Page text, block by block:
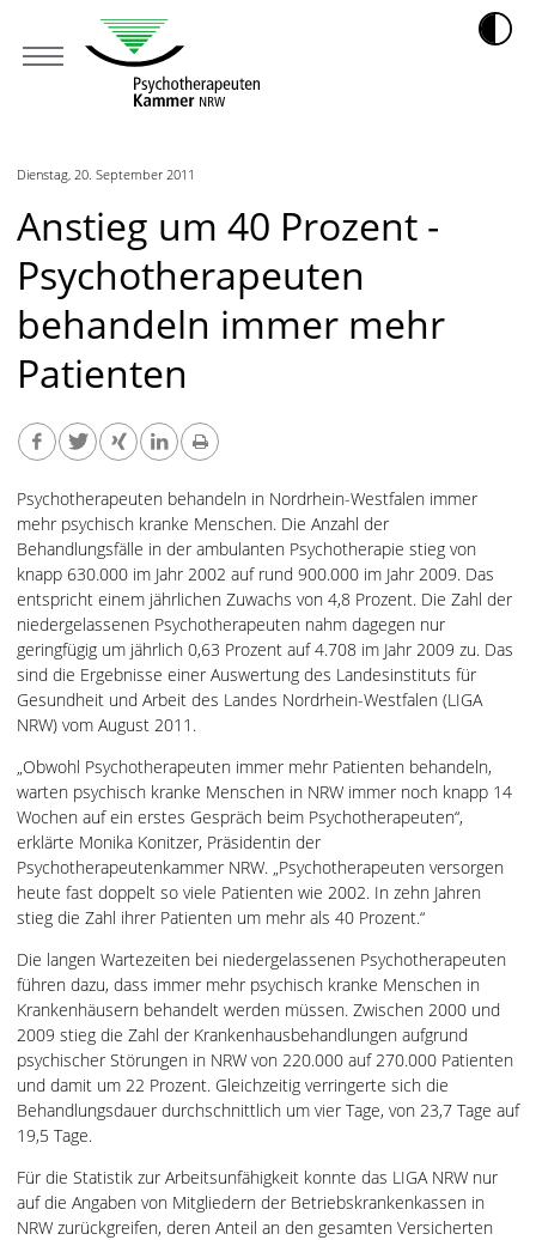
Dienstag, 20. September 2011
Anstieg um 40 Prozent -
Psychotherapeuten
behandeln immer mehr
Patienten
Psychotherapeuten behandeln in Nordrhein-Westfalen immer
mehr psychisch kranke Menschen. Die Anzahl der
Behandlungsfälle in der ambulanten Psychotherapie stieg von
knapp 630.000 im Jahr 2002 auf rund 900.000 im Jahr 2009. Das
entspricht einem jährlichen Zuwachs von 4,8 Prozent. Die Zahl der
niedergelassenen Psychotherapeuten nahm dagegen nur
geringfügig um jährlich 0,63 Prozent auf 4.708 im Jahr 2009 zu. Das
sind die Ergebnisse einer Auswertung des Landesinstituts für
Gesundheit und Arbeit des Landes Nordrhein-Westfalen (LIGA
NRW) vom August 2011.
„Obwohl Psychotherapeuten immer mehr Patienten behandeln,
warten psychisch kranke Menschen in NRW immer noch knapp 14
Wochen auf ein erstes Gespräch beim Psychotherapeuten“,
erklärte Monika Konitzer, Präsidentin der
Psychotherapeutenkammer NRW. „Psychotherapeuten versorgen
heute fast doppelt so viele Patienten wie 2002. In zehn Jahren
stieg die Zahl ihrer Patienten um mehr als 40 Prozent.“
Die langen Wartezeiten bei niedergelassenen Psychotherapeuten
führen dazu, dass immer mehr psychisch kranke Menschen in
Krankenhäusern behandelt werden müssen. Zwischen 2000 und
2009 stieg die Zahl der Krankenhausbehandlungen aufgrund
psychischer Störungen in NRW von 220.000 auf 270.000 Patienten
und damit um 22 Prozent. Gleichzeitig verringerte sich die
Behandlungsdauer durchschnittlich um vier Tage, von 23,7 Tage auf
19,5 Tage.
Für die Statistik zur Arbeitsunfähigkeit konnte das LIGA NRW nur
auf die Angaben von Mitgliedern der Betriebskrankenkassen in
NRW zurückgreifen, deren Anteil an den gesamten Versicherten